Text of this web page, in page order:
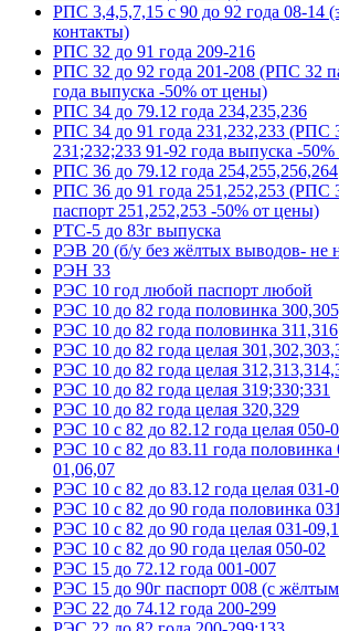
РПС 3,4,5,7,15 с 90 до 92 года 08-14
контакты)
РПС 32 до 91 года 209-216
РПС 32 до 92 года 201-208 (РПС 32
года выпуска -50% от цены)
РПС 34 до 79.12 года 234,235,236
РПС 34 до 91 года 231,232,233 (РПС
231;232;233 91-92 года выпуска -
РПС 36 до 79.12 года 254,255,256,264
РПС 36 до 91 года 251,252,253 (РПС
паспорт 251,252,253 -50% от цены)
РТС-5 до 83г выпуска
РЭВ 20 (б/у без жёлтых выводов- не
РЭН 33
РЭС 10 год любой паспорт любой
РЭС 10 до 82 года половинка
РЭС 10 до 82 года половинка 311,316
РЭС 10 до 82 года целая
РЭС 10 до 82 года целая
РЭС 10 до 82 года целая 319;330;331
РЭС 10 до 82 года целая 320,329
РЭС 10 с 82 до 82.12 года целая 050-
РЭС 10 с 82 до 83.11 года половинка
01,06,07
РЭС 10 с 82 до 83.12 года целая 031-
РЭС 10 с 82 до 90 года половинка
РЭС 10 с 82 до 90 года целая 031-
РЭС 10 с 82 до 90 года целая 050-02
РЭС 15 до 72.12 года 001-007
РЭС 15 до 90г паспорт 008 (с
РЭС 22 до 74.12 года 200-299